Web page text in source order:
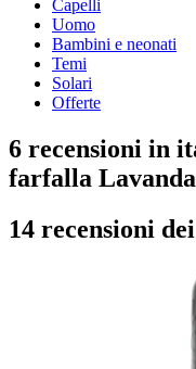
Capelli
Uomo
Bambini e neonati
Temi
Solari
Offerte
6 recensioni in
farfalla
14 recensioni